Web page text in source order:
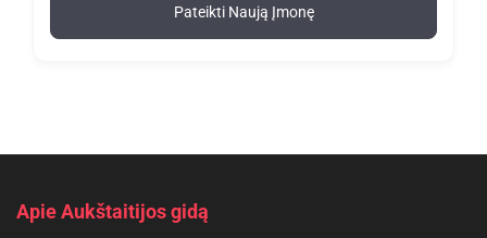
Pateikti Naują Įmonę
Apie Aukštaitijos gidą